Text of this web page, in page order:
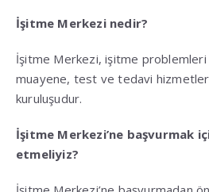
İşitme Merkezi nedir?
İşitme Merkezi, işitme problemleri
muayene, test ve tedavi
kuruluşudur.
İşitme Merkezi’ne başvurmak
etmeliyiz?